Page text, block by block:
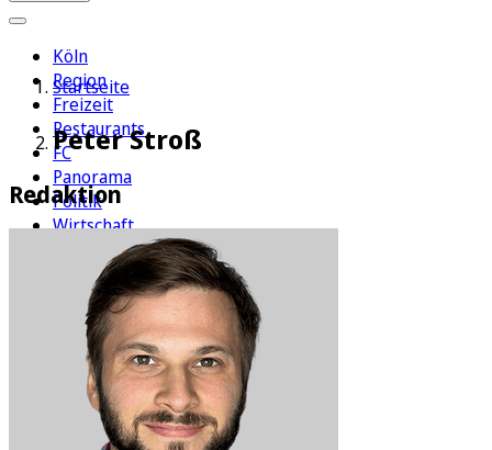
Köln
Region
Freizeit
Restaurants
FC
Panorama
Politik
Wirtschaft
Rätsel
Newsletter
E-Paper
Startseite
Peter Stroß
Redaktion